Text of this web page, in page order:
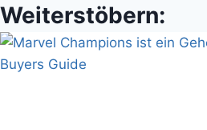
Weiterstöbern: